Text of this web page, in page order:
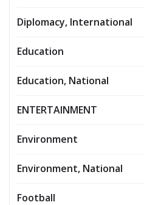
Diplomacy, International
Education
Education, National
ENTERTAINMENT
Environment
Environment, National
Football